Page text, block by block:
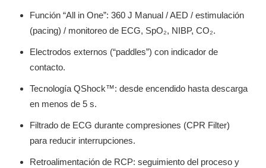
Función “All in One”: 360 J Manual / AED / estimulación
(pacing) / monitoreo de ECG, SpO₂, NIBP, CO₂.
Electrodos externos (“paddles”) con indicador de
contacto.
Tecnología QShock™: desde encendido hasta descarga
en menos de 5 s.
Filtrado de ECG durante compresiones (CPR Filter)
para reducir interrupciones.
Retroalimentación de RCP: seguimiento del proceso y